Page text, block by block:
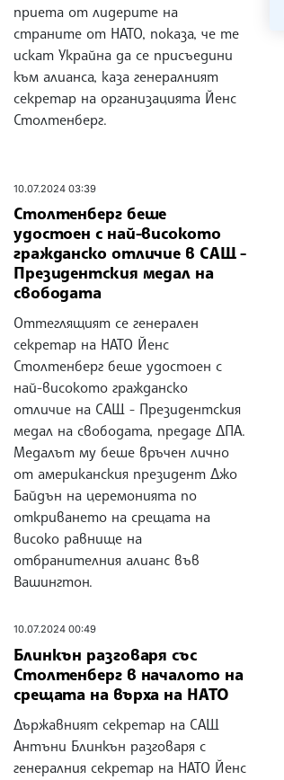
приета от лидерите на
страните от НАТО, показа, че те
искат Украйна да се присъедини
към алианса, каза генералният
секретар на организацията Йенс
Столтенберг.
10.07.2024 03:39
Столтенберг беше
удостоен с най-високото
гражданско отличие в САЩ -
Президентския медал на
свободата
Оттеглящият се генерален
секретар на НАТО Йенс
Столтенберг беше удостоен с
най-високото гражданско
отличие на САЩ - Президентския
медал на свободата, предаде ДПА.
Медалът му беше връчен лично
от американския президент Джо
Байдън на церемонията по
откриването на срещата на
високо равнище на
отбранителния алианс във
Вашингтон.
10.07.2024 00:49
Блинкън разговаря със
Столтенберг в началото на
срещата на върха на НАТО
Държавният секретар на САЩ
Антъни Блинкън разговаря с
генералния секретар на НАТО Йенс